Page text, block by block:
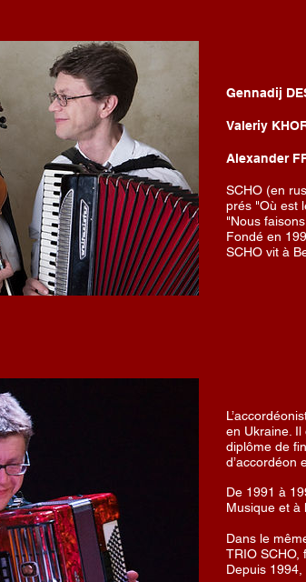
Gennadij
Valeriy
Alexander
SCHO (en
prés "Où est
"Nous
Fondé en
SCHO vit à
en Ukraine.
diplôme de
d’accordéon
De 1991 à
Musique et à
Dans le
TRIO SCHO,
Depuis 1994,